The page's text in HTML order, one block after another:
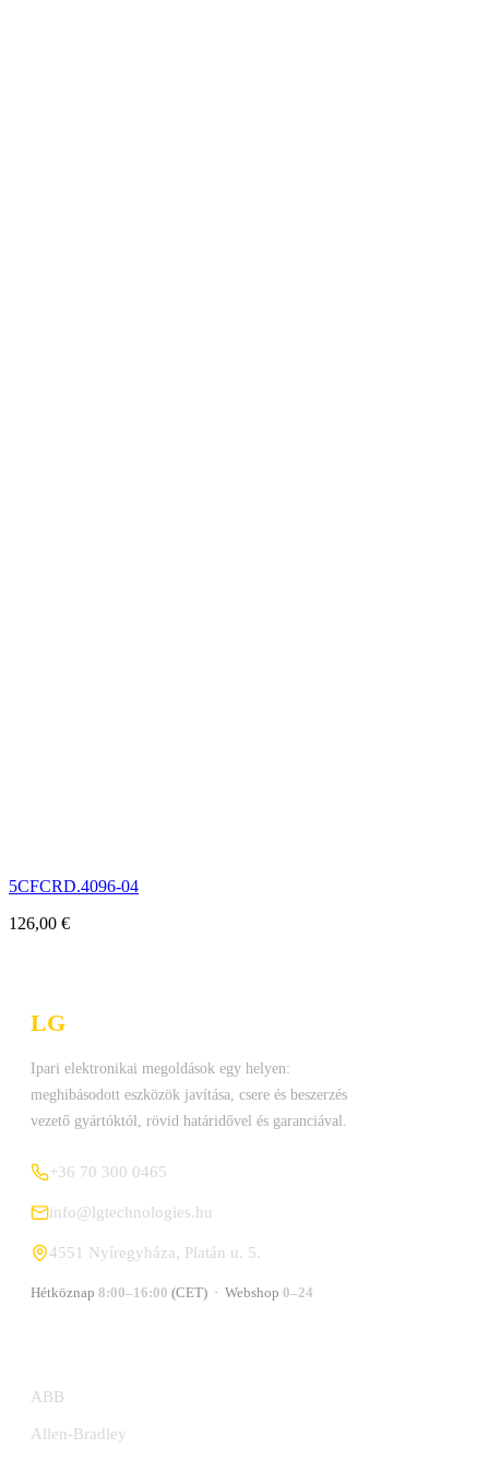
5CFCRD.4096-04
126,00 €
LGTechnologies Kft.
Ipari elektronikai megoldások egy helyen:
meghibásodott eszközök javítása, csere és beszerzés
vezető gyártóktól, rövid határidővel és garanciával.
+36 70 300 0465
info@lgtechnologies.hu
4551 Nyíregyháza, Platán u. 5.
Hétköznap 8:00–16:00 (CET) · Webshop 0–24
ABB
Allen-Bradley